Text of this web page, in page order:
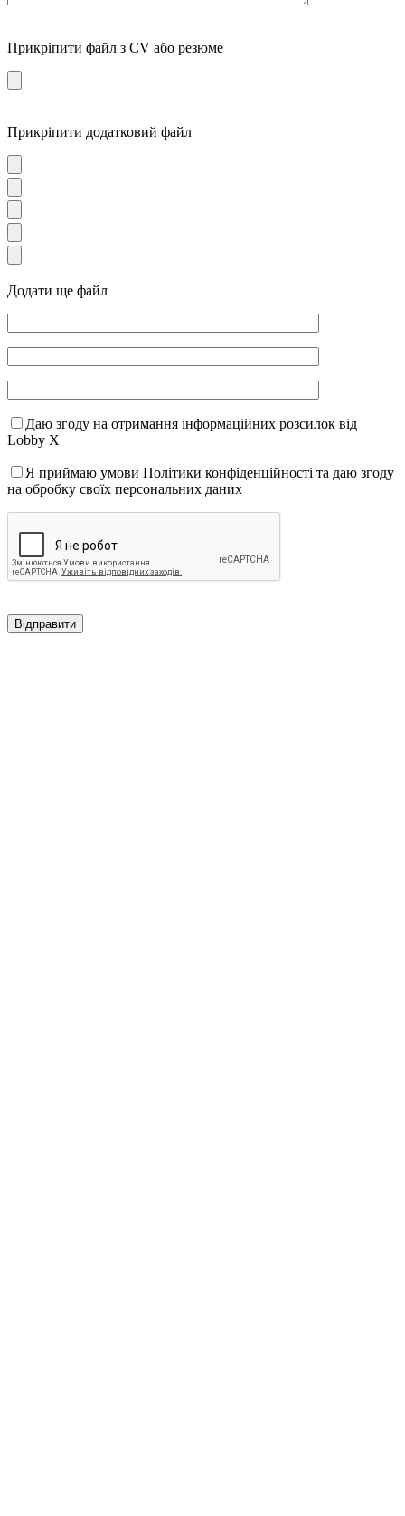
Прикріпити файл з CV або резюме
Прикріпити додатковий файл
Додати ще файл
Даю згоду на отримання інформаційних розсилок від
Lobby X
Я приймаю умови Політики конфіденційності та даю згоду
на обробку своїх персональних даних